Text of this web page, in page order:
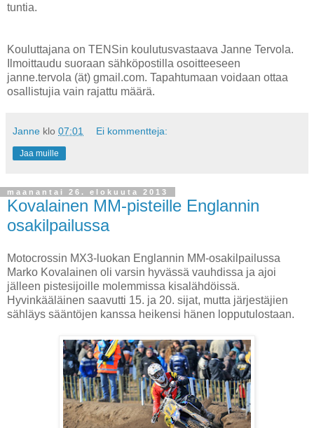
tuntia.
Kouluttajana on TENSin koulutusvastaava Janne Tervola.
Ilmoittaudu suoraan sähköpostilla osoitteeseen
janne.tervola (ät) gmail.com. Tapahtumaan voidaan ottaa
osallistujia vain rajattu määrä.
Janne klo 07:01 Ei kommentteja:
Jaa muille
maanantai 26. elokuuta 2013
Kovalainen MM-pisteille Englannin
osakilpailussa
Motocrossin MX3-luokan Englannin MM-osakilpailussa
Marko Kovalainen oli varsin hyvässä vauhdissa ja ajoi
jälleen pistesijoille molemmissa kisalähdöissä.
Hyvinkääläinen saavutti 15. ja 20. sijat, mutta järjestäjien
sähläys sääntöjen kanssa heikensi hänen lopputulostaan.